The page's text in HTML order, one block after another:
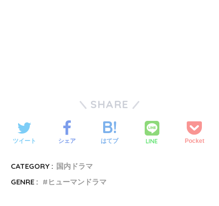
SHARE
ツイート シェア はてブ LINE Pocket
CATEGORY : 国内ドラマ
GENRE :
ヒューマンドラマ